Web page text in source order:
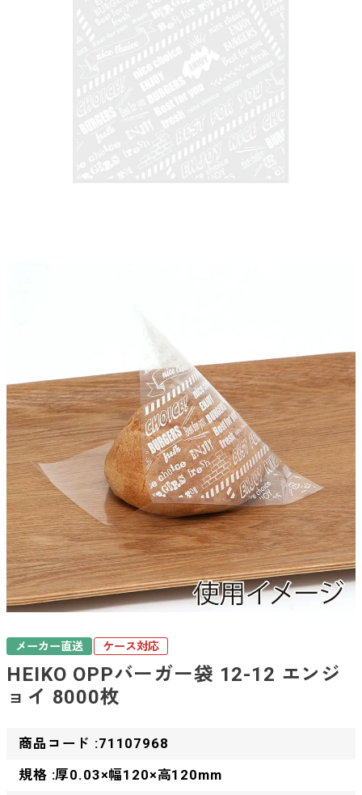
メーカー直送 ケース対応
HEIKO OPPバーガー袋 12-12 エンジ
ョイ 8000枚
商品コード :71107968
規格 :厚0.03×幅120×高120mm